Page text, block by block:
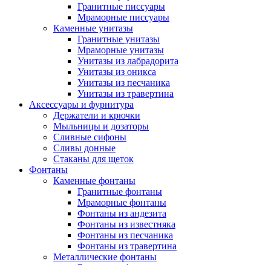
Гранитные писсуары
Мраморные писсуары
Каменные унитазы
Гранитные унитазы
Мраморные унитазы
Унитазы из лабрадорита
Унитазы из оникса
Унитазы из песчаника
Унитазы из травертина
Аксессуары и фурнитура
Держатели и крючки
Мыльницы и дозаторы
Сливные сифоны
Сливы донные
Стаканы для щеток
Фонтаны
Каменные фонтаны
Гранитные фонтаны
Мраморные фонтаны
Фонтаны из андезита
Фонтаны из известняка
Фонтаны из песчаника
Фонтаны из травертина
Металлические фонтаны